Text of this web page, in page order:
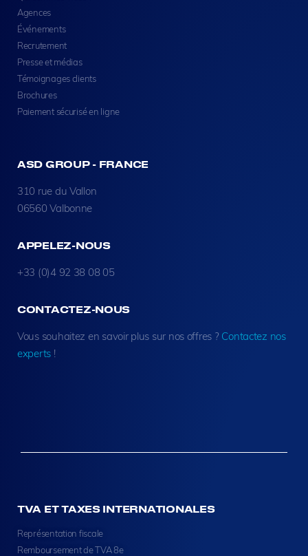
Agences
Événements
Recrutement
Presse et médias
Témoignages clients
Brochures
Paiement sécurisé en ligne
ASD GROUP - FRANCE
310 rue du Vallon
06560 Valbonne
APPELEZ-NOUS
+33 (0)4 92 38 08 05
CONTACTEZ-NOUS
Vous souhaitez en savoir plus sur nos offres ? Contactez nos
experts !
TVA ET TAXES INTERNATIONALES
Représentation fiscale
Remboursement de TVA 8e